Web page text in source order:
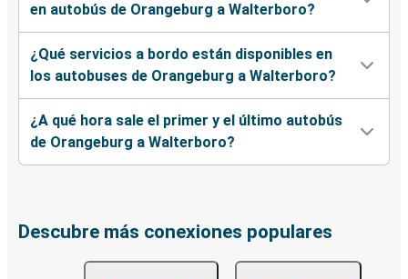
en autobús de Orangeburg a Walterboro?
¿Qué servicios a bordo están disponibles en
los autobuses de Orangeburg a Walterboro?
¿A qué hora sale el primer y el último autobús
de Orangeburg a Walterboro?
Descubre más conexiones populares